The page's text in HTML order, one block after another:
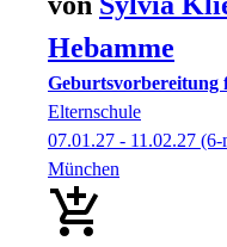
Hebamme
Geburtsvorbereitung
Elternschule
07.01.27 - 11.02.27 (6-
München